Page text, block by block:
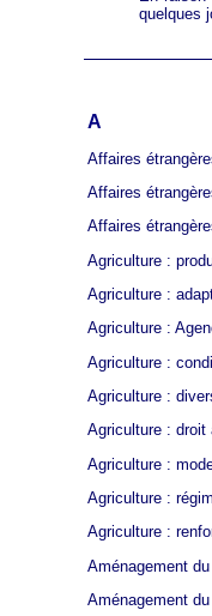
quelques
A
Affaires
Affaires
Affaires
Agriculture :
Agriculture :
Agriculture :
Agriculture :
Agriculture :
Agriculture : droit
Agriculture :
Agriculture :
Agriculture :
Aménagement
Aménagement